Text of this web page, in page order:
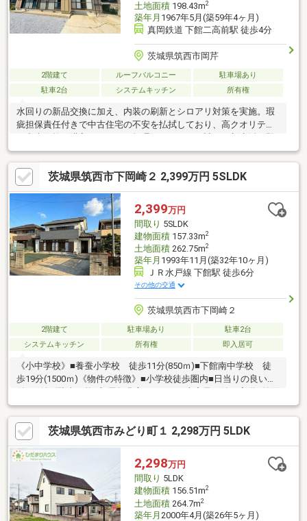
土地面積198.43m2
築年月 1967年5月(築59年4ヶ月)
真岡鉄道 下館二高前駅 徒歩4分
茨城県筑西市岡芹
2階建て ルーフバルコニー
駐車場あり
駐車2台
システムキッチン 所有権
水回りの新品交換に加え、内装の刷新とシロアリ対策を実施。瑕
疵担保責任付きで中古住宅の不安を払拭しており、高クオリティ
スタートできます。■おすすめＰｏｉｎｔ■ ＼内装リフォーム済
♪4LDK、全居室6帖以上！／◇キッチン、洗面台、浴室、トイレ新
品交換済◇車2台駐車可◇TAIRAYA岡芹店 約450m/徒歩6分◇下
館二高前駅 約320m/徒歩4分◆畳交換済みの気持ちのいい和室！
お昼寝にも最適です♪資料請求はオレンジ色のボタンから、内覧ご
希望の方は【0280-33-3633】よりお気軽にお問い合わせください
（＾＾）
茨城県筑西市下岡崎２ 2,399万円 5SLDK
2,399万円
間取り 5SLDK
建物面積157.33m2
土地面積262.75m2
築年月 1993年11月(築32年10ヶ月)
ＪＲ水戸線 下館駅 徒歩6分
その他の交通
茨城県筑西市下岡崎２
2階建て 駐車場あり
駐車2台
システムキッチン
所有権 即入居可
《小中学校》■養蚕小学校 徒歩11分(850ｍ)■下館南中学校 徒
歩19分(1500ｍ)《物件の特徴》■小学校徒歩圏内■日当りの良い庭
道路幅ゆったり6ｍ《周辺環境》■カスミまで徒歩8分■セブンイレ
ブンまで徒歩5分■筑西市役所まで徒歩7分《ひだまりハウスのお
家探し》（1）当社提携銀行ご紹介・変動金利0.58％～（最低金利
基準）、団体信用生命保険（全疾病と5つの重大疾病保証付）
（2）自己資金0円、勤続1年未満、産休・育休中、確定申告等の
住宅購入サポート（3）諸費用ローン・おまとめローンのご紹介
茨城県筑西市みどり町１ 2,298万円 5LDK
2,298万円
間取り 5LDK
建物面積156.51m2
土地面積264.7m2
築年月 2000年4月(築26年5ヶ月)